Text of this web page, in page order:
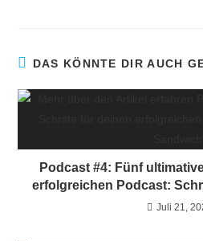
DAS KÖNNTE DIR AUCH
Podcast #4: Fünf
erfolgreichen Podcast:
Juli 21,